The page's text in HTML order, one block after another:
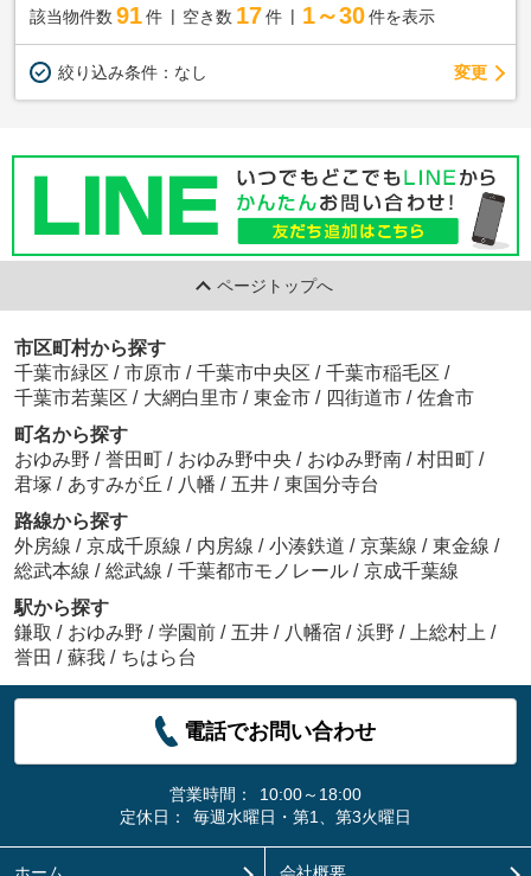
該当物件数 91件 空き数 17 件 1～30 件を表示
絞り込み条件： なし 変更
ページトップへ
市区町村から探す
千葉市緑区 / 市原市 / 千葉市中央区 / 千葉市稲毛区 /
千葉市若葉区 / 大網白里市 / 東金市 / 四街道市 / 佐倉市
町名から探す
おゆみ野 / 誉田町 / おゆみ野中央 / おゆみ野南 / 村田町 /
君塚 / あすみが丘 / 八幡 / 五井 / 東国分寺台
路線から探す
外房線 / 京成千原線 / 内房線 / 小湊鉄道 / 京葉線 / 東金線 /
総武本線 / 総武線 / 千葉都市モノレール / 京成千葉線
駅から探す
鎌取 / おゆみ野 / 学園前 / 五井 / 八幡宿 / 浜野 / 上総村上 /
誉田 / 蘇我 / ちはら台
電話でお問い合わせ
営業時間：
10:00～18:00
定休日：
毎週水曜日・第1、第3火曜日